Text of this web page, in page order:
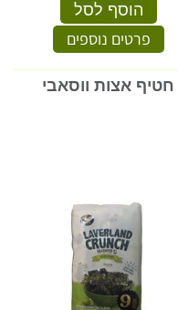
הוסף לסל
פרטים נוספים
חטיף אצות ווסאבי